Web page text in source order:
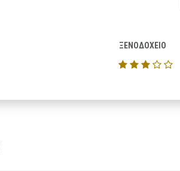
ΞΕΝΟΔΟΧΕΙΟ